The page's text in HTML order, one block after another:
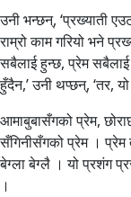
उनी भन्छन्, ‘प्रख्याती
राम्रो काम गरियो भने
सबैलाई हुन्छ, प्रेम सबैलाई
हुँदैन,’ उनी थप्छन्, ‘तर,
आमाबुबासँगको प्रेम,
सँगिनीसँगको प्रेम ।
बेग्ला बेग्लै । यो प्रशंग
।